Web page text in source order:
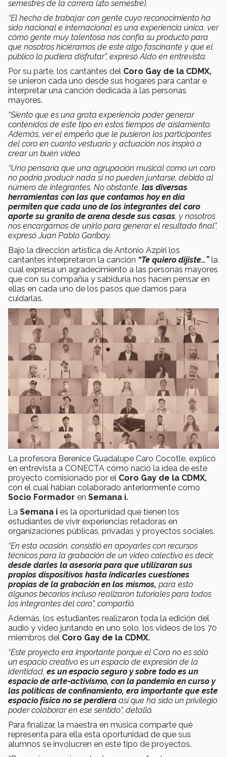
semestres de la carrera (4to semestre).
“El hecho de trabajar con gente cuyo reconocimiento ha
sido nacional e internacional es una experiencia única, ver
cómo gente muy talentosa nos confía su producto para
que nosotros hiciéramos de este algo fascinante y que el
público lo pudiera disfrutar”, expresó Aldo en entrevista.
Por su parte, los cantantes del Coro Gay de la CDMX,
se unieron cada uno desde sus hogares para cantar e
interpretar una canción dedicada a las personas
mayores.
“Siento que es una grata experiencia poder generar
contenidos de este tipo en estos tiempos de aislamiento.
Además, ver el empeño que le pusieron los participantes
del coro en cuanto vestuario y actuación nos inspiró a
crear un buen video.
“Uno pensaría que una agrupación musical como un coro
no podría producir nada si no pueden juntarse, debido al
número de integrantes. No obstante, las diversas
herramientas con las que contamos hoy en día
permiten que cada uno de los integrantes del coro
aporte su granito de arena desde sus casas , y nosotros
nos encargamos de unirlo para generar el resultado final”,
expresó Juan Pablo Garibay.
Bajo la dirección artística de Antonio Azpiri los
cantantes interpretaron la canción “Te quiero dijiste…” la
cual expresa un agradecimiento a las personas mayores
que con su compañía y sabiduría nos hacen pensar en
ellas en cada uno de los pasos que damos para
cuidarlas.
La profesora Berenice Guadalupe Caro Cocotle, explicó
en entrevista a CONECTA cómo nació la idea de este
proyecto comisionado por el Coro Gay de la CDMX,
con el cual habían colaborado anteriormente como
Socio Formador en Semana i.
La Semana i es la oportunidad que tienen los
estudiantes de vivir experiencias retadoras en
organizaciones públicas, privadas y proyectos sociales.
“En esta ocasión, consistió en apoyarles con recursos
técnicos para la grabación de un video colectivo es decir,
desde darles la asesoría para que utilizaran sus
propios dispositivos hasta indicarles cuestiones
propias de la grabación en los mismos, para esto
algunos becarios incluso realizaron tutoriales para todos
los integrantes del coro”, compartió.
Además, los estudiantes realizaron toda la edición del
audio y video juntando en uno solo, los videos de los 70
miembros del Coro Gay de la CDMX.
“Este proyecto era importante porque el Coro no es sólo
un espacio creativo es un espacio de expresión de la
identidad, es un espacio seguro y sobre todo es un
espacio de arte-activismo, con la pandemia en curso y
las políticas de confinamiento, era importante que este
espacio físico no se perdiera así que ha sido un privilegio
poder colaborar en ese sentido”, detalló.
Para finalizar, la maestra en música comparte qué
representa para ella esta oportunidad de que sus
alumnos se involucren en este tipo de proyectos.